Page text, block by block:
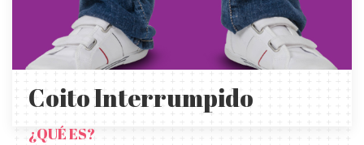
Coito Interrumpido
¿QUÉ ES?